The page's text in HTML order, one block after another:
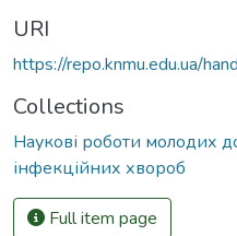
URI
https://repo.knmu.edu.ua/
Collections
Наукові роботи молодих
інфекційних хвороб
Full item page